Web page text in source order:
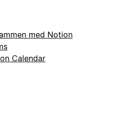
med Notion
Calendar